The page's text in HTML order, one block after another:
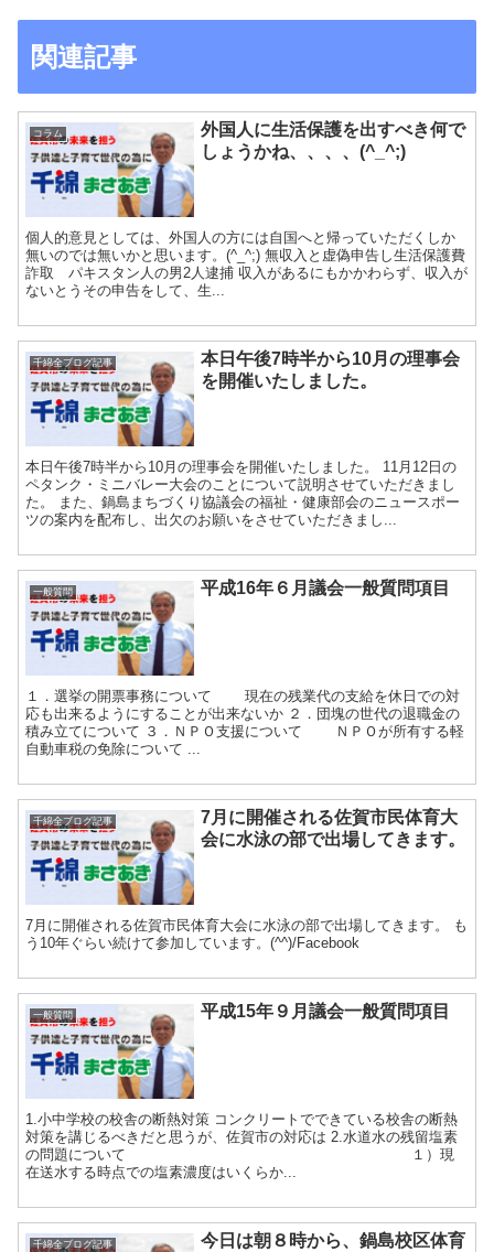
関連記事
コラム
外国人に生活保護を出すべき何で
しょうかね、、、、(^_^;)
個人的意見としては、外国人の方には自国へと帰っていただくしか
無いのでは無いかと思います。(^_^;) 無収入と虚偽申告し生活保護費
詐取 パキスタン人の男2人逮捕 収入があるにもかかわらず、収入が
ないとうその申告をして、生...
千綿全ブログ記事
本日午後7時半から10月の理事会
を開催いたしました。
本日午後7時半から10月の理事会を開催いたしました。 11月12日の
ペタンク・ミニバレー大会のことについて説明させていただきまし
た。 また、鍋島まちづくり協議会の福祉・健康部会のニュースポー
ツの案内を配布し、出欠のお願いをさせていただきまし...
一般質問 平成16年６月議会一般質問項目
１．選挙の開票事務について 現在の残業代の支給を休日での対
応も出来るようにすることが出来ないか ２．団塊の世代の退職金の
積み立てについて ３．ＮＰＯ支援について ＮＰＯが所有する軽
自動車税の免除について ...
千綿全ブログ記事
7月に開催される佐賀市民体育大
会に水泳の部で出場してきます。
7月に開催される佐賀市民体育大会に水泳の部で出場してきます。 も
う10年ぐらい続けて参加しています。(^^)/Facebook
一般質問 平成15年９月議会一般質問項目
1.小中学校の校舎の断熱対策 コンクリートでできている校舎の断熱
対策を講じるべきだと思うが、佐賀市の対応は 2.水道水の残留塩素
の問題について １）現
在送水する時点での塩素濃度はいくらか...
千綿全ブログ記事
今日は朝８時から、鍋島校区体育